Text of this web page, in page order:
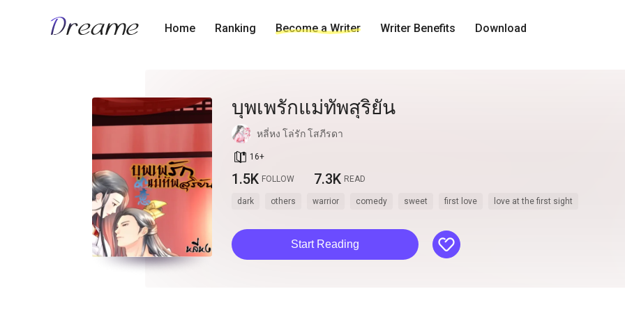
Home Ranking Become a Writer Writer Benefits Download
บุพเพรักแม่ทัพสุริยัน
หลี่หง โล่รัก โสภีรดา
book_age 16+
1.5K FOLLOW 7.3K READ
dark others warrior comedy sweet first love love at the first sight
Start Reading like